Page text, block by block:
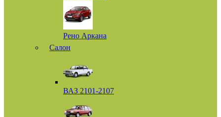
Рено Аркана
Салон
ВАЗ 2101-2107